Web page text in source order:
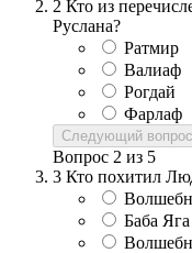
2 Кто из
Руслана?
Ратмир
Валиаф
Рогдай
Фарлаф
Следующий вопрос
Вопрос 2 из 5
3 Кто похитил
Баба Яга